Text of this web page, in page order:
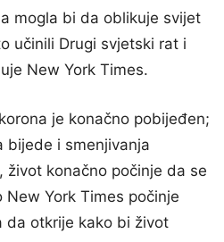
mogla bi da oblikuje svijet
učinili Drugi svjetski rat i
New York Times.
je konačno pobijeđen;
bijede i smenjivanja
život konačno počinje da se
York Times počinje
da otkrije kako bi život